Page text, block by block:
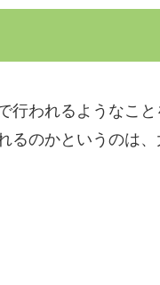
行われるようなこ
のかというのは、